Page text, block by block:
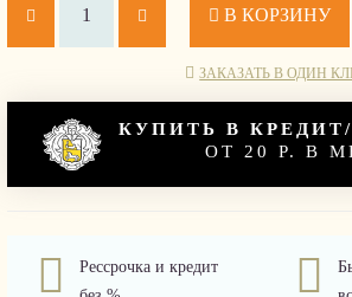
В КОРЗИНУ
ЗАКАЗАТЬ В ОДИН
КУПИТЬ В
ОТ 20 Р. В
Рессрочка и кредит